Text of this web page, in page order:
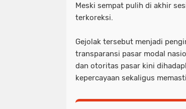
Meski sempat pulih di akhir
terkoreksi.
Gejolak tersebut menjadi
transparansi pasar modal
dan otoritas pasar kini
kepercayaan sekaligus